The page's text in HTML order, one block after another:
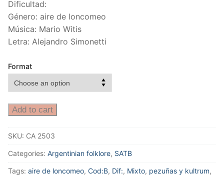
Dificultad:
Género: aire de loncomeo
Música: Mario Witis
Letra: Alejandro Simonetti
Format
Add to cart
SKU: CA 2503
Categories: Argentinian folklore, SATB
Tags: aire de loncomeo, Cod:B, Dif:, Mixto, pezuñas y kultrum,